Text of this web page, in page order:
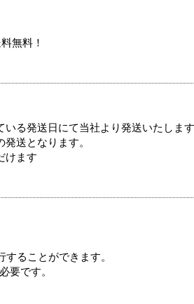
無料！
る発送日にて当社より発送いたします
送となります。
けます
ることができます。
要です。